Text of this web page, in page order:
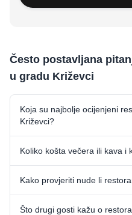
Često postavljana
u gradu Križevci
Koja su najbolje ocijenjeni
Križevci?
Koliko košta večera ili kava i
Kako provjeriti nude li
Što drugi gosti kažu o